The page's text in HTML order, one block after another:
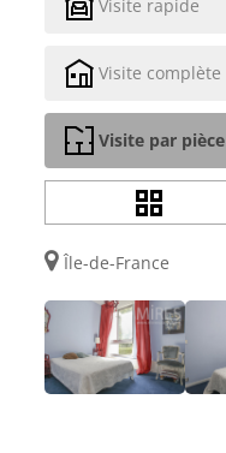
Visite rapide
Visite complète
Visite par pièce
Île-de-France